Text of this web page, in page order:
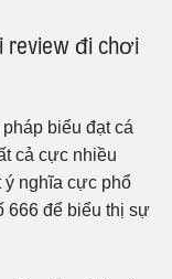
review đi chơi
biểu đạt cá
cả cực nhiều
ý nghĩa cực phổ
666 để biểu thị sự